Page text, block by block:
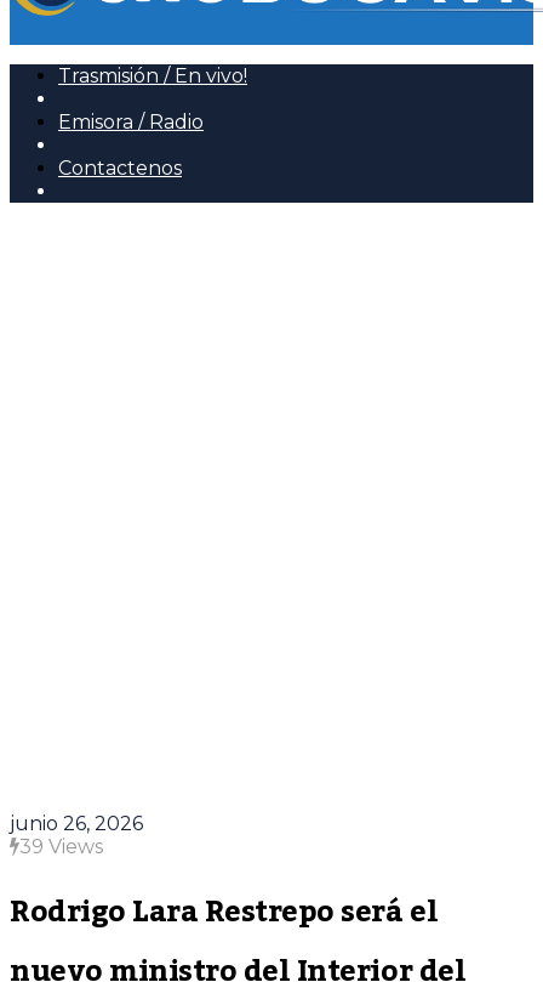
Trasmisión / En vivo!
Emisora / Radio
Contactenos
junio 26, 2026
39 Views
Rodrigo Lara Restrepo será el